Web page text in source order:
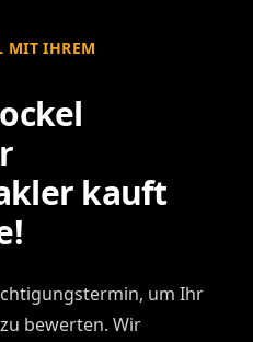
MIT IHREM
kauft
um Ihr
bewerten. Wir